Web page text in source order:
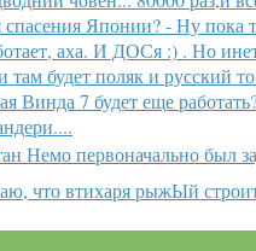
спасения Японии? - Ну пока
аха. И ДОСя :) . Но
там будет поляк и русский
Винда 7 будет еще
Немо первоначально был
что втихаря рыжЫй